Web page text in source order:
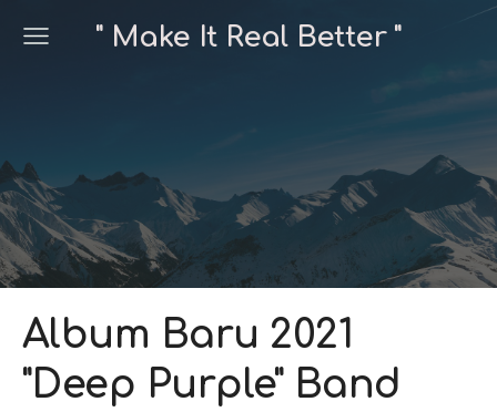
" Make It Real Better "
Album Baru 2021
"Deep Purple" Band